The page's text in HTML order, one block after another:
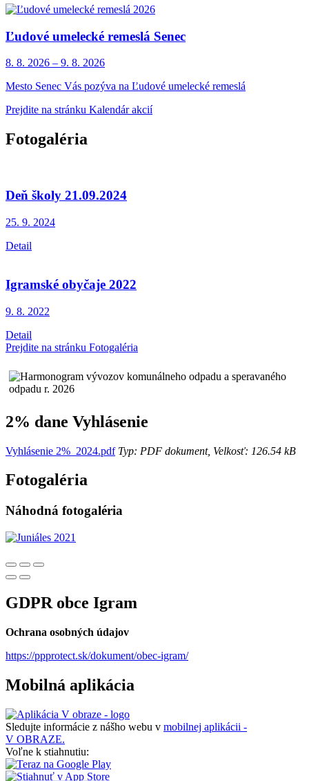
Ľudové umelecké remeslá Senec
8. 8. 2026 – 9. 8. 2026
Mesto Senec Vás pozýva na Ľudové umelecké remeslá
Prejdite na stránku Kalendár akcií
Fotogaléria
Deň školy 21.09.2024
25. 9. 2024
Detail
Igramské obyčaje 2022
9. 8. 2022
Detail
Prejdite na stránku Fotogaléria
2% dane Vyhlásenie
Vyhlásenie 2%_2024.pdfTyp: PDF dokument, Velkosť: 126.54 kB
Fotogaléria
Náhodná fotogaléria
GDPR obce Igram
Ochrana osobných údajov
https://ppprotect.sk/dokument/obec-igram/
Mobilná aplikácia
Sledujte informácie z nášho webu v mobilnej aplikácii -
V OBRAZE.
Voľne k stiahnutiu: